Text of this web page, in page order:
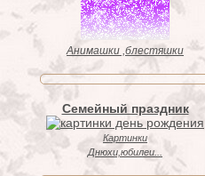
Анимашки ,блестяшки
Семейный праздник
Картинки
Днюхи,юбилеи...